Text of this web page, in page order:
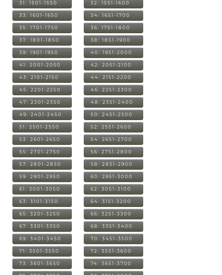
31: 1501-1550 32: 1551-1600
33: 1601-1650 34: 1651-1700
35: 1701-1750 36: 1751-1800
37: 1801-1850 38: 1851-1900
39: 1901-1950 40: 1951-2000
41: 2001-2050 42: 2051-2100
43: 2101-2150 44: 2151-2200
45: 2201-2250 46: 2251-2300
47: 2301-2350 48: 2351-2400
49: 2401-2450 50: 2451-2500
51: 2501-2550 52: 2551-2600
53: 2601-2650 54: 2651-2700
55: 2701-2750 56: 2751-2800
57: 2801-2850 58: 2851-2900
59: 2901-2950 60: 2951-3000
61: 3001-3050 62: 3051-3100
63: 3101-3150 64: 3151-3200
65: 3201-3250 66: 3251-3300
67: 3301-3350 68: 3351-3400
69: 3401-3450 70: 3451-3500
71: 3501-3550 72: 3551-3600
73: 3601-3650 74: 3651-3700